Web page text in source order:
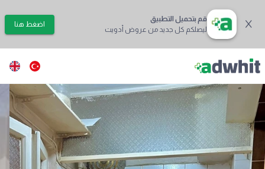
قم بتحميل التطبيق
ليصلكم كل جديد من عروض أدويت
اضغط هنا